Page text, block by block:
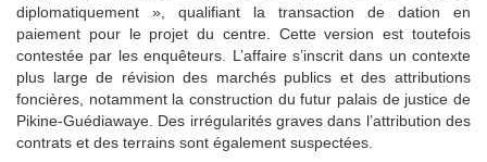
diplomatiquement », qualifiant la transaction de dation en
paiement pour le projet du centre. Cette version est toutefois
contestée par les enquêteurs. L’affaire s’inscrit dans un contexte
plus large de révision des marchés publics et des attributions
foncières, notamment la construction du futur palais de justice de
Pikine‑Guédiawaye. Des irrégularités graves dans l’attribution des
contrats et des terrains sont également suspectées.